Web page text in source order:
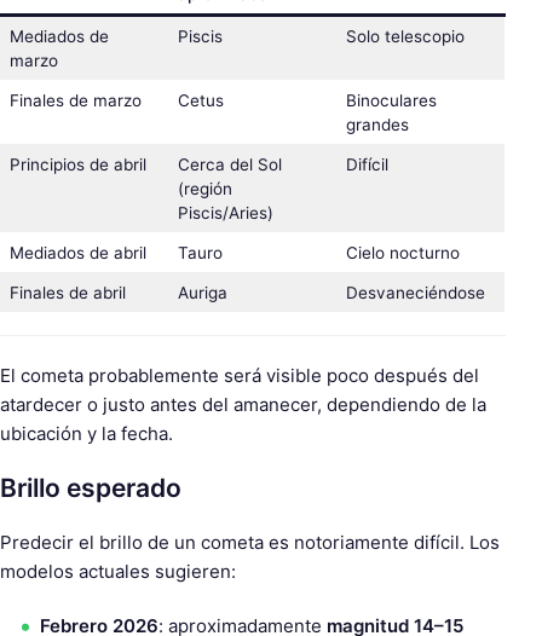
Mediados de
marzo
Piscis Solo telescopio
Finales de marzo Cetus
Binoculares
grandes
Principios de abril
Cerca del Sol
(región
Piscis/Aries)
Difícil
Mediados de abril Tauro Cielo nocturno
Finales de abril Auriga Desvaneciéndose
El cometa probablemente será visible poco después del
atardecer o justo antes del amanecer, dependiendo de la
ubicación y la fecha.
Brillo esperado
Predecir el brillo de un cometa es notoriamente difícil. Los
modelos actuales sugieren:
Febrero 2026: aproximadamente magnitud 14–15